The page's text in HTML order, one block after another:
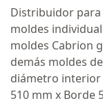
Distribuidor
moldes
moldes Cabrion
demás moldes
diámetro interior
510 mm x Borde